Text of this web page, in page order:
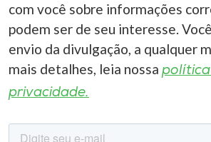
com você sobre informações
podem ser de seu interesse.
envio da divulgação, a qualquer
mais detalhes, leia nossa
privacidade.